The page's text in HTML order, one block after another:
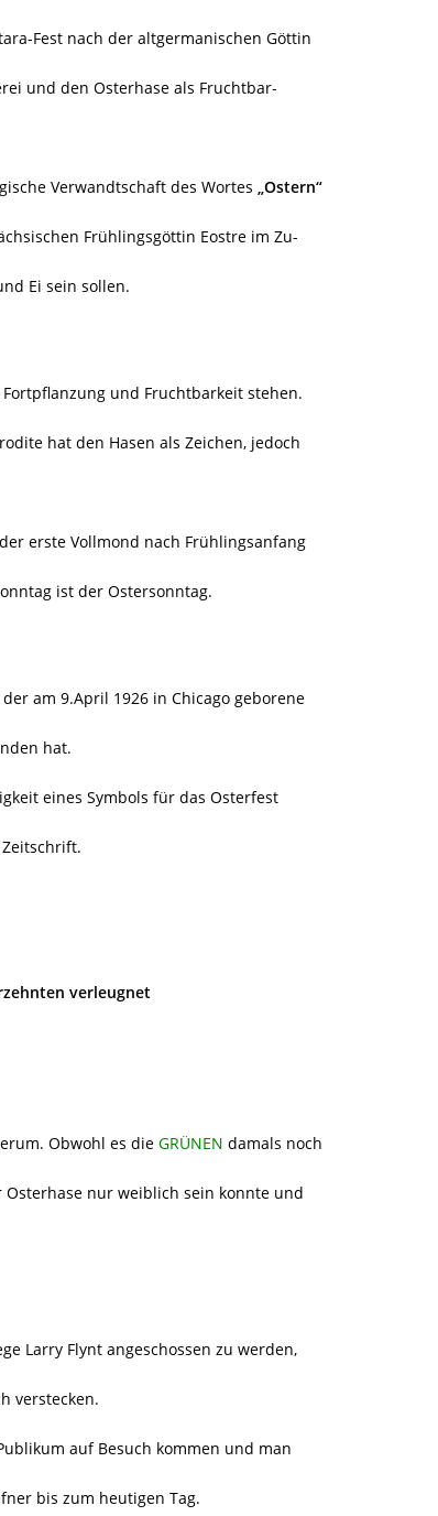
Fest nach der altgermanischen Göttin
und den Osterhase als Fruchtbar-
Verwandtschaft des Wortes „Ostern“
Frühlingsgöttin Eostre im Zu-
Ei sein sollen.
und Fruchtbarkeit stehen.
hat den Hasen als Zeichen, jedoch
erste Vollmond nach Frühlingsanfang
ist der Ostersonntag.
am 9.April 1926 in Chicago geborene
hat.
eines Symbols für das Osterfest
verleugnet
Obwohl es die GRÜNEN damals noch
nur weiblich sein konnte und
Larry Flynt angeschossen zu werden,
verstecken.
auf Besuch kommen und man
bis zum heutigen Tag.